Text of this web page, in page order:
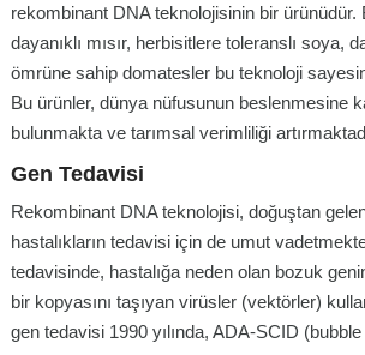
rekombinant DNA teknolojisinin bir ürünüdür.
dayanıklı mısır, herbisitlere toleranslı soya,
ömrüne sahip domatesler bu teknoloji
Bu ürünler, dünya nüfusunun beslenmesine
bulunmakta ve tarımsal verimliliği
Gen Tedavisi
Rekombinant DNA teknolojisi, doğuştan
hastalıkların tedavisi için de umut
tedavisinde, hastalığa neden olan bozuk
bir kopyasını taşıyan virüsler (vektörler)
gen tedavisi 1990 yılında, ADA-SCID (bubble